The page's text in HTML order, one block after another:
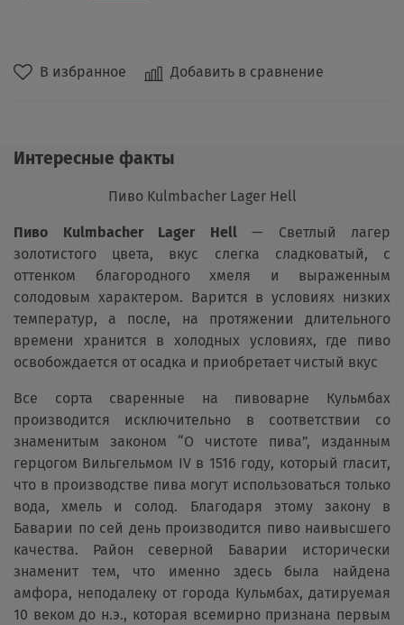
В избранное Добавить в сравнение
Интересные факты
Пиво Kulmbacher Lager Hell
Пиво Kulmbacher Lager Hell— Светлый лагер
золотистого цвета, вкус слегка сладковатый, с
оттенком благородного хмеля и выраженным
солодовым характером. Варится в условиях низких
температур, а после, на протяжении длительного
времени хранится в холодных условиях, где пиво
освобождается от осадка и приобретает чистый вкус
Все сорта сваренные на пивоварне Кульмбах
производится исключительно в соответствии со
знаменитым законом “О чистоте пива”, изданным
герцогом Вильгельмом IV в 1516 году, который гласит,
что в производстве пива могут использоваться только
вода, хмель и солод. Благодаря этому закону в
Баварии по сей день производится пиво наивысшего
качества. Район северной Баварии исторически
знаменит тем, что именно здесь была найдена
амфора, неподалеку от города Кульмбах, датируемая
10 веком до н.э., которая всемирно признана первым